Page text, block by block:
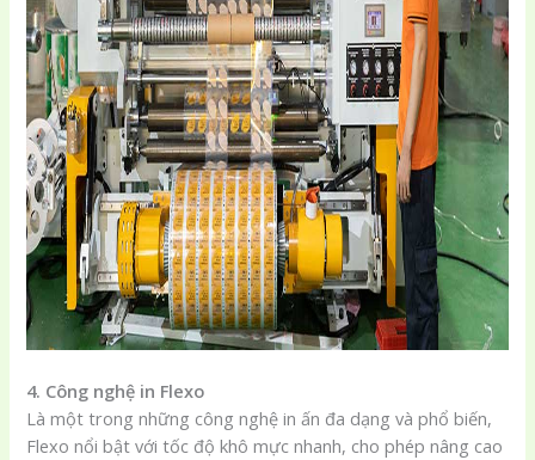
4. Công nghệ in Flexo
Là một trong những công nghệ in ấn đa dạng và phổ biến,
Flexo nổi bật với tốc độ khô mực nhanh, cho phép nâng cao